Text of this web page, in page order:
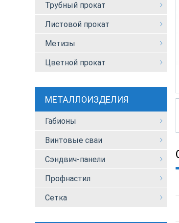
Трубный прокат
Листовой прокат
Метизы
Цветной прокат
МЕТАЛЛОИЗДЕЛИЯ
Габионы
Винтовые сваи
Сэндвич-панели
Профнастил
Сетка